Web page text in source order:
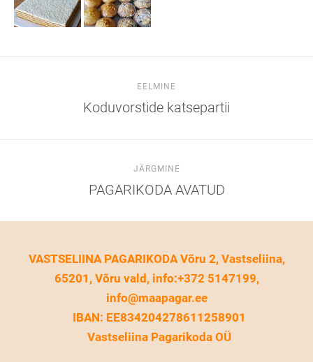
EELMINE
Koduvorstide katsepartii
JÄRGMINE
PAGARIKODA AVATUD
VASTSELIINA PAGARIKODA Võru 2, Vastseliina,
65201, Võru vald, info:+372 5147199,
info@maapagar.ee
IBAN: EE834204278611258901
Vastseliina Pagarikoda OÜ